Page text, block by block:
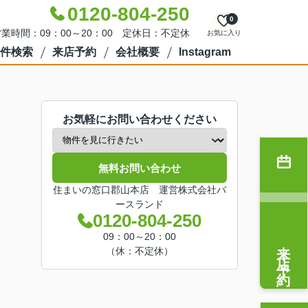
0120-804-250
時間：09：00～20：00 定休日：不定休 お気に入り
0
検索 来店予約 会社概要 Instagram
お気軽にお問い合わせください
無料お問い合わせ
住まいの窓口郡山本店 運営株式会社バ
ースランド
0120-804-250
09：00～20：00
（休：不定休）
来店予約